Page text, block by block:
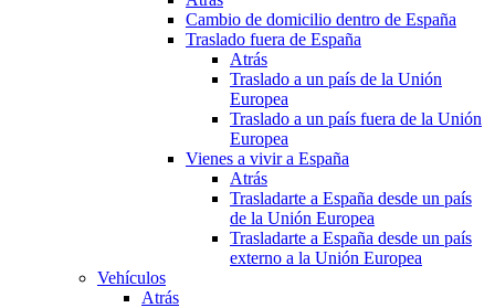
Cambio de domicilio dentro de España
Traslado fuera de España
Atrás
Traslado a un país de la Unión
Europea
Traslado a un país fuera de la Unión
Europea
Vienes a vivir a España
Atrás
Trasladarte a España desde un país
de la Unión Europea
Trasladarte a España desde un país
externo a la Unión Europea
Vehículos
Atrás